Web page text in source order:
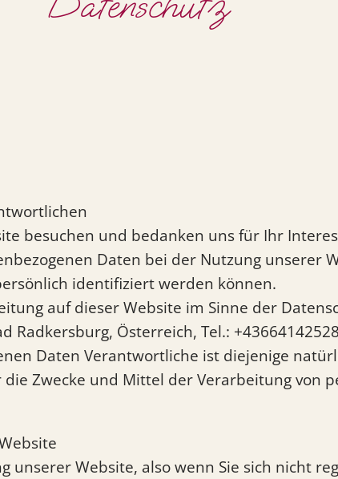
besuchen und bedanken uns für Ihr
Daten bei der Nutzung unserer
identifiziert werden können.
auf dieser Website im Sinne der
Radkersburg, Österreich, Tel.:
Daten Verantwortliche ist diejenige
Zwecke und Mittel der Verarbeitung von
unserer Website, also wenn Sie sich nicht